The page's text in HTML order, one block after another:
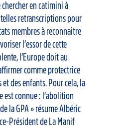
chercher en catimini à
retranscriptions pour
membres à reconnaitre
l’essor de cette
l’Europe doit au
comme protectrice
et des enfants. Pour cela, la
est connue : l’abolition
la GPA » résume Albéric
Président de La Manif